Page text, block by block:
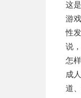
这
游
性
说
怎
成
道